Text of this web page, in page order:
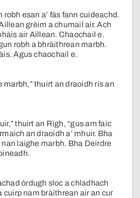
esan a’ fàs fann cuideachd.
grèim a chumail air. Ach
air Aillean. Chaochail e.
robh a bhràithrean marbh.
Agus chaochail e.
marbh,” thuirt an draoidh ris an
thuirt an Rìgh, “gus am faic
an draoidh a’ mhuir. Bha
laighe marbh. Bha Deirdre
òrdugh sloc a chladhach
cuirp nam bràithrean air an cur